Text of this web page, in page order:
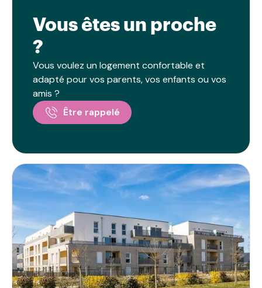
Vous êtes un proche
?
Vous voulez un logement confortable et
adapté pour vos parents, vos enfants ou vos
amis ?
Être rappelé